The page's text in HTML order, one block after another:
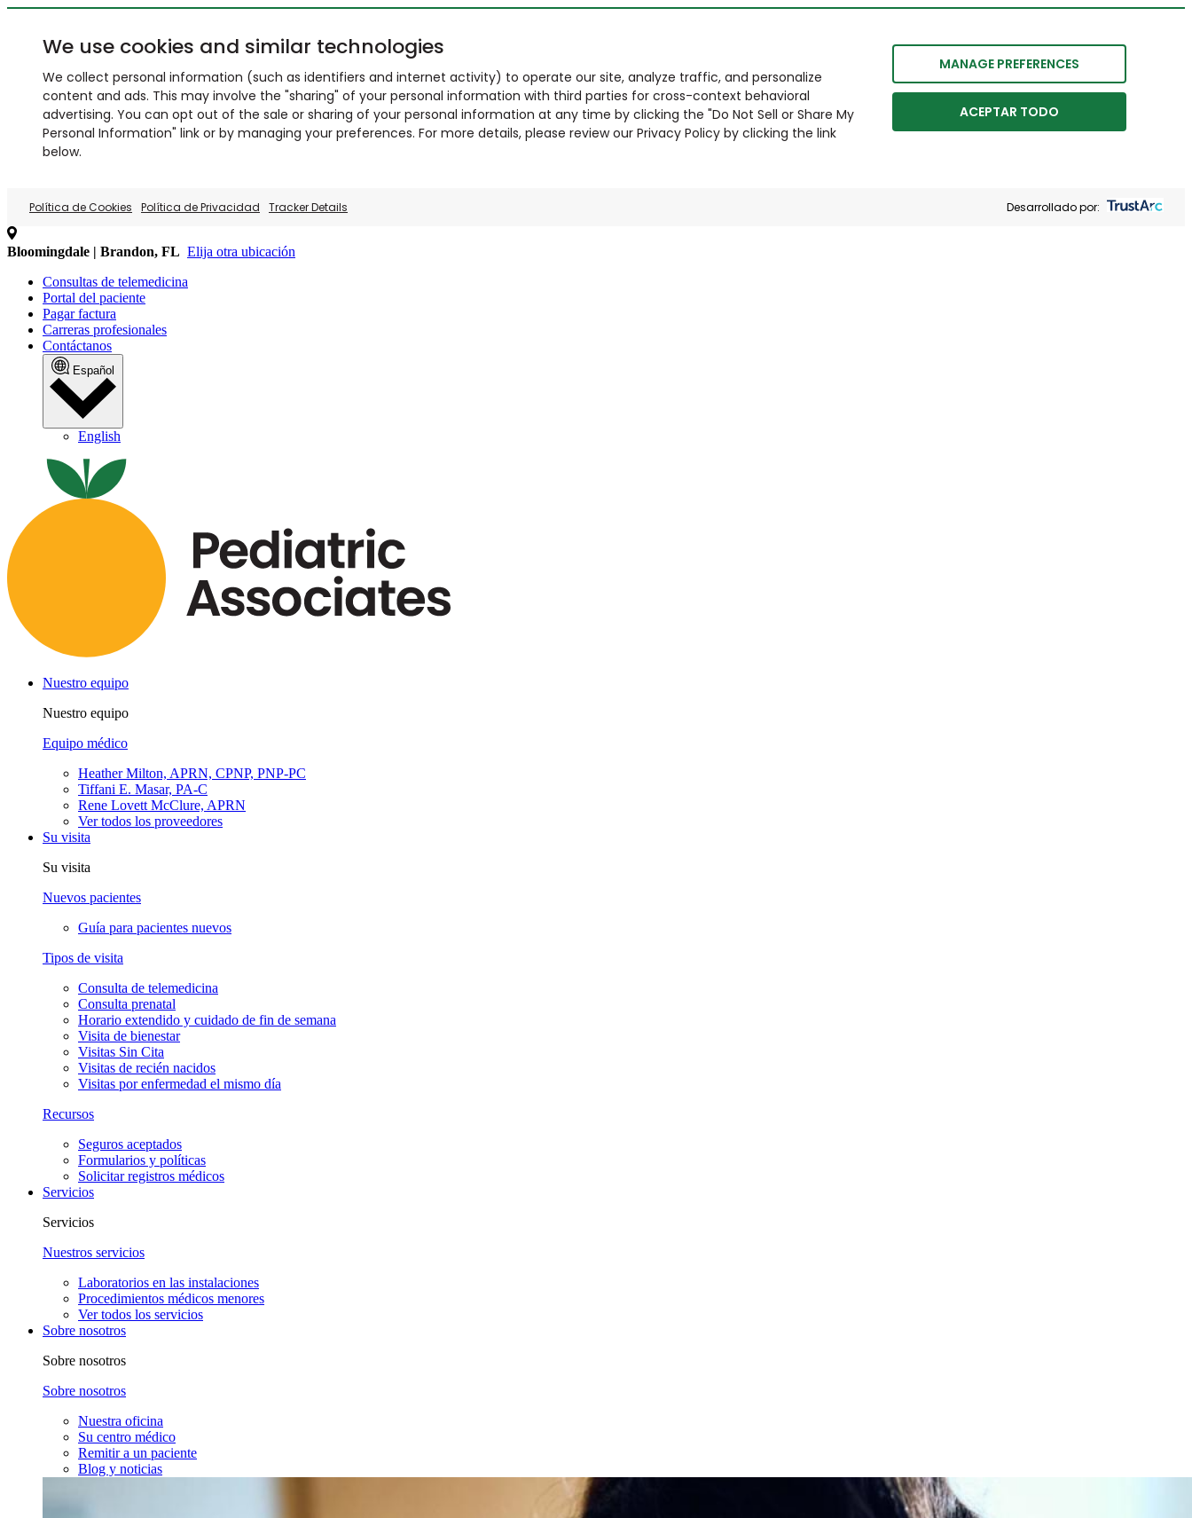
We use cookies and similar technologies
We collect personal information (such as identifiers and internet activity) to operate our site, analyze traffic, and personalize
content and ads. This may involve the "sharing" of your personal information with third parties for cross-context behavioral
advertising. You can opt out of the sale or sharing of your personal information at any time by clicking the "Do Not Sell or Share My
Personal Information" link or by managing your preferences. For more details, please review our Privacy Policy by clicking the link
below.
MANAGE PREFERENCES
ACEPTAR TODO
Política de Cookies Política de Privacidad Tracker Details Desarrollado por:
Bloomingdale | Brandon, FL Elija otra ubicación
Consultas de telemedicina
Portal del paciente
Pagar factura
Carreras profesionales
Contáctanos
Español
English
Nuestro equipo
Nuestro equipo
Equipo médico
Heather Milton, APRN, CPNP, PNP-PC
Tiffani E. Masar, PA-C
Rene Lovett McClure, APRN
Ver todos los proveedores
Su visita
Su visita
Nuevos pacientes
Guía para pacientes nuevos
Tipos de visita
Consulta de telemedicina
Consulta prenatal
Horario extendido y cuidado de fin de semana
Visita de bienestar
Visitas Sin Cita
Visitas de recién nacidos
Visitas por enfermedad el mismo día
Recursos
Seguros aceptados
Formularios y políticas
Solicitar registros médicos
Servicios
Servicios
Nuestros servicios
Laboratorios en las instalaciones
Procedimientos médicos menores
Ver todos los servicios
Sobre nosotros
Sobre nosotros
Sobre nosotros
Nuestra oficina
Su centro médico
Remitir a un paciente
Blog y noticias